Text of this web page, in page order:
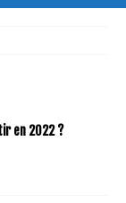
en 2022 ?